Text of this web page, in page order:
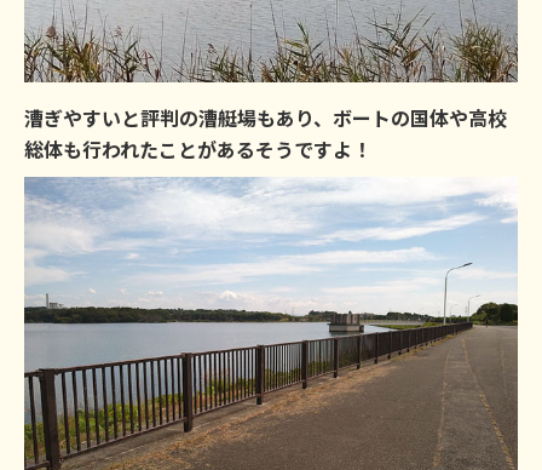
漕ぎやすいと評判の漕艇場もあり、ボートの国体や高校
総体も行われたことがあるそうですよ！